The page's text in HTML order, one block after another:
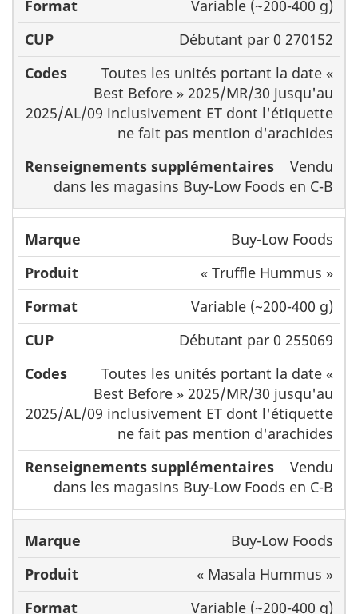
Variable (~200-400 g)
Débutant par 0 270152
Toutes les unités portant la date «
Best Before » 2025/MR/30 jusqu'au
2025/AL/09 inclusivement ET dont l'étiquette
ne fait pas mention d'arachides
Vendu
dans les magasins Buy-Low Foods en C-B
Buy-Low Foods
« Truffle Hummus »
Variable (~200-400 g)
Débutant par 0 255069
Toutes les unités portant la date «
Best Before » 2025/MR/30 jusqu'au
2025/AL/09 inclusivement ET dont l'étiquette
ne fait pas mention d'arachides
Vendu
dans les magasins Buy-Low Foods en C-B
Buy-Low Foods
« Masala Hummus »
Variable (~200-400 g)